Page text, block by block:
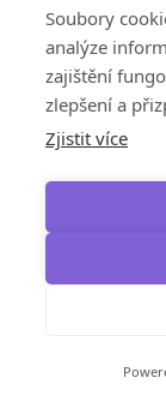
Soubory
analýze
zajištění
zlepšení a
Zjistit více